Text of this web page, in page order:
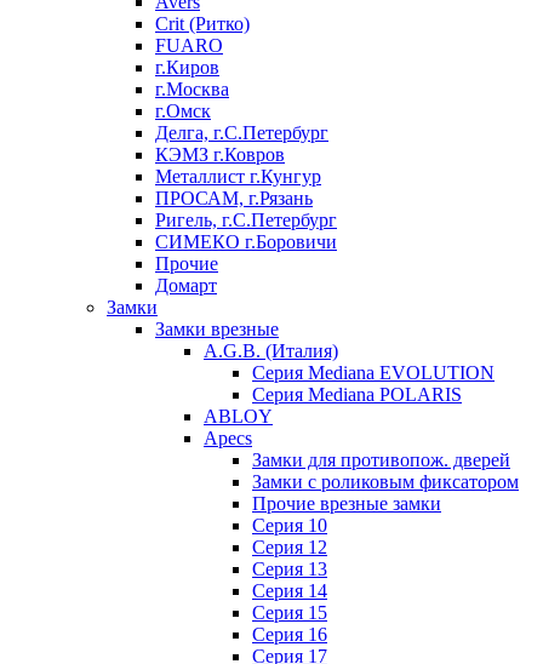
Crit (Ритко)
FUARO
г.Киров
г.Москва
г.Омск
Делга, г.С.Петербург
КЭМЗ г.Ковров
Металлист г.Кунгур
ПРОСАМ, г.Рязань
Ригель, г.С.Петербург
СИМЕКО г.Боровичи
Прочие
Домарт
Замки
Замки врезные
A.G.B. (Италия)
Серия Mediana EVOLUTION
Серия Mediana POLARIS
ABLOY
Apecs
Замки для противопож. дверей
Замки с роликовым фиксатором
Прочие врезные замки
Серия 10
Серия 12
Серия 13
Серия 14
Серия 15
Серия 16
Серия 17